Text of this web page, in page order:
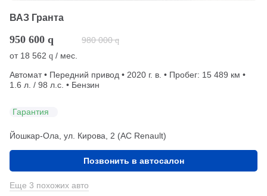
ВАЗ Гранта
950 600 q 980 000 q
от 18 562 q / мес.
Автомат • Передний привод • 2020 г. в. • Пробег: 15 489 км •
1.6 л. / 98 л.с. • Бензин
Гарантия
Йошкар-Ола, ул. Кирова, 2 (АС Renault)
Позвонить в автосалон
Еще 3 похожих авто